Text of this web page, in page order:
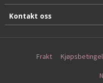
Kontakt oss
Frakt